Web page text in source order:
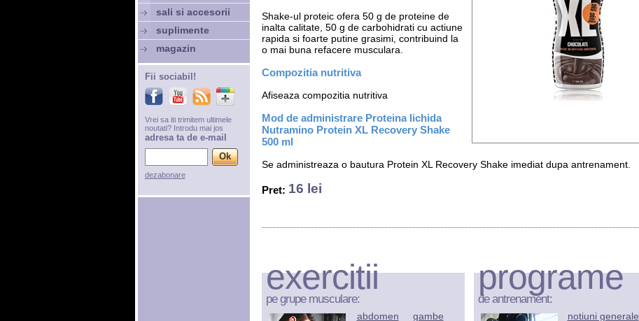
Shake-ul proteic ofera 50 g de proteine de
inalta calitate, 50 g de carbohidrati cu actiune
rapida si foarte putine grasimi, contribuind la
o mai buna refacere musculara.
Compozitia nutritiva
Afiseaza compozitia nutritiva
Mod de administrare Proteina lichida
Nutramino Protein XL Recovery Shake
500 ml
Se administreaza o bautura Protein XL Recovery Shake imediat dupa antrenament.
Pret: 16 lei
exercitii
pe grupe musculare:
abdomen gambe
programe
de antrenament:
notiuni generale
sali si accesorii
suplimente
magazin
Fii sociabil!
Vrei sa iti trimitem ultimele
noutati? Introdu mai jos
adresa ta de e-mail
dezabonare